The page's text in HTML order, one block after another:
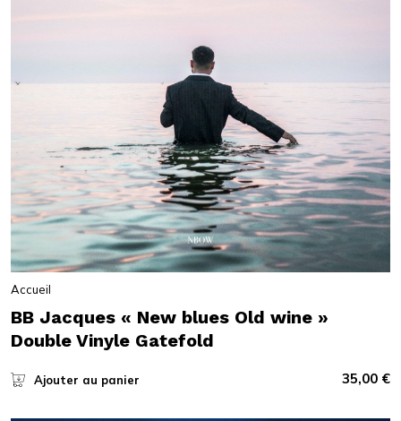
Accueil
BB Jacques « New blues Old wine »
Double Vinyle Gatefold
Ajouter au panier 35,00 €